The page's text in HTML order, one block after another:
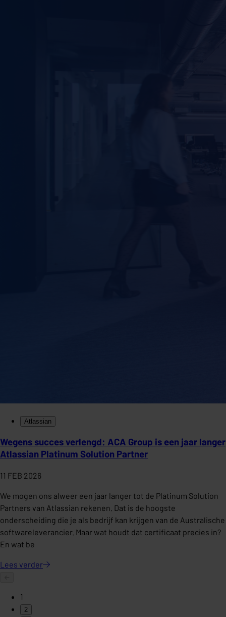
Atlassian
Wegens succes verlengd: ACA Group is een jaar langer
Atlassian Platinum Solution Partner
11 FEB 2026
We mogen ons alweer een jaar langer tot de Platinum Solution
Partners van Atlassian rekenen. Dat is de hoogste
onderscheiding die je als bedrijf kan krijgen van de Australische
softwareleverancier. Maar wat houdt dat certificaat precies in?
En wat be
Lees verder
1
2